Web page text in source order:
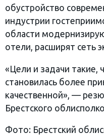
обустройство
индустрии
области
отели, расширят сеть
«Цели и задачи такие,
становилась более
качественной», —
Брестского
Фото: Брестский